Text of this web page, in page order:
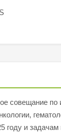
совещание по
году и задачам